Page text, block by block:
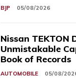
BJP 05/08/2026
Nissan TEKTON
Unmistakable
Book of Records
AUTOMOBILE 05/08/